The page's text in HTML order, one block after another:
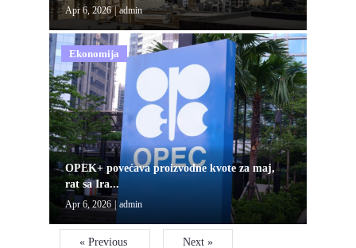
Apr 6, 2026 admin
Ekonomija
OPEK+ povećava proizvodne kvote za maj,
rat sa Ira...
Apr 6, 2026 admin
« Previous Next »